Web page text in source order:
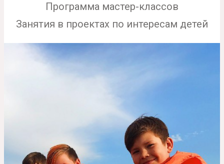
Программа мастер-классов
Занятия в проектах по интересам детей